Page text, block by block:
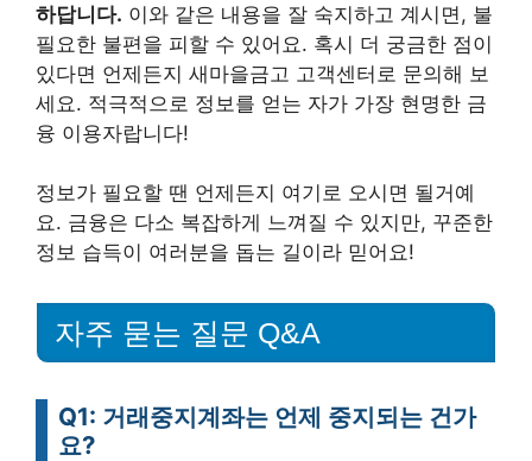
하답니다. 이와 같은 내용을 잘 숙지하고 계시면, 불
필요한 불편을 피할 수 있어요. 혹시 더 궁금한 점이
있다면 언제든지 새마을금고 고객센터로 문의해 보
세요. 적극적으로 정보를 얻는 자가 가장 현명한 금
융 이용자랍니다!
정보가 필요할 땐 언제든지 여기로 오시면 될거예
요. 금융은 다소 복잡하게 느껴질 수 있지만, 꾸준한
정보 습득이 여러분을 돕는 길이라 믿어요!
자주 묻는 질문 Q&A
Q1: 거래중지계좌는 언제 중지되는 건가
요?